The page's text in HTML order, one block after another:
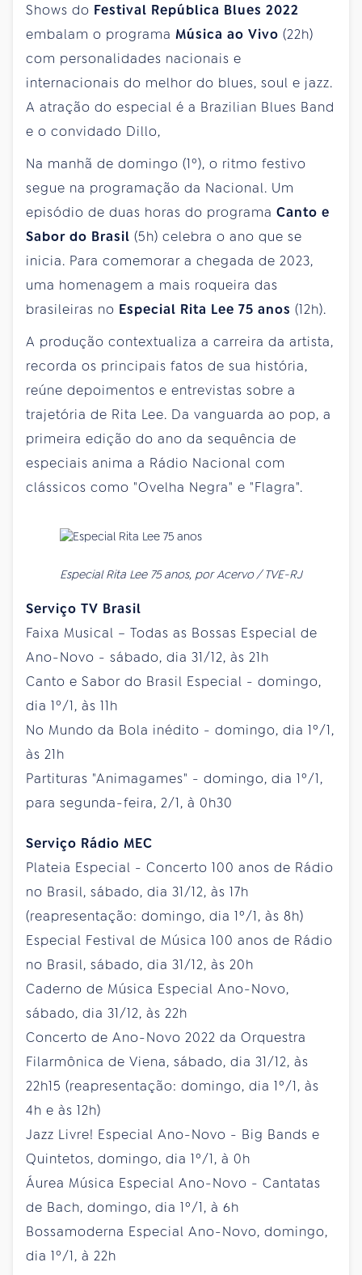
Shows do Festival República Blues 2022
embalam o programa Música ao Vivo (22h)
com personalidades nacionais e
internacionais do melhor do blues, soul e jazz.
A atração do especial é a Brazilian Blues Band
e o convidado Dillo,
Na manhã de domingo (1º), o ritmo festivo
segue na programação da Nacional. Um
episódio de duas horas do programa Canto e
Sabor do Brasil (5h) celebra o ano que se
inicia. Para comemorar a chegada de 2023,
uma homenagem a mais roqueira das
brasileiras no Especial Rita Lee 75 anos (12h).
A produção contextualiza a carreira da artista,
recorda os principais fatos de sua história,
reúne depoimentos e entrevistas sobre a
trajetória de Rita Lee. Da vanguarda ao pop, a
primeira edição do ano da sequência de
especiais anima a Rádio Nacional com
clássicos como "Ovelha Negra" e "Flagra".
Especial Rita Lee 75 anos, por Acervo / TVE-RJ
Serviço TV Brasil
Faixa Musical – Todas as Bossas Especial de
Ano-Novo - sábado, dia 31/12, às 21h
Canto e Sabor do Brasil Especial - domingo,
dia 1º/1, às 11h
No Mundo da Bola inédito - domingo, dia 1º/1,
às 21h
Partituras "Animagames" - domingo, dia 1º/1,
para segunda-feira, 2/1, à 0h30
Serviço Rádio MEC
Plateia Especial - Concerto 100 anos de Rádio
no Brasil, sábado, dia 31/12, às 17h
(reapresentação: domingo, dia 1º/1, às 8h)
Especial Festival de Música 100 anos de Rádio
no Brasil, sábado, dia 31/12, às 20h
Caderno de Música Especial Ano-Novo,
sábado, dia 31/12, às 22h
Concerto de Ano-Novo 2022 da Orquestra
Filarmônica de Viena, sábado, dia 31/12, às
22h15 (reapresentação: domingo, dia 1º/1, às
4h e às 12h)
Jazz Livre! Especial Ano-Novo - Big Bands e
Quintetos, domingo, dia 1º/1, à 0h
Áurea Música Especial Ano-Novo - Cantatas
de Bach, domingo, dia 1º/1, à 6h
Bossamoderna Especial Ano-Novo, domingo,
dia 1º/1, à 22h